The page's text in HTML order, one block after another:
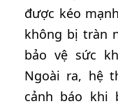
được kéo
không bị tràn
bảo vệ sức
Ngoài ra, hệ
cảnh báo khi